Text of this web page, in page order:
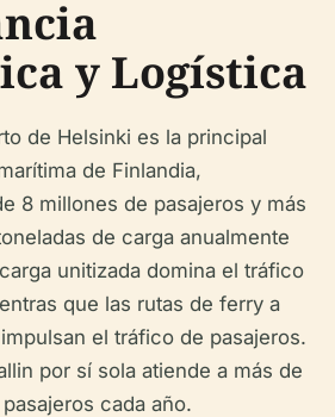
y Logística
de Helsinki es la principal
de Finlandia,
8 millones de pasajeros y más
de carga anualmente
unitizada domina el tráfico
que las rutas de ferry a
el tráfico de pasajeros.
por sí sola atiende a más de
cada año.